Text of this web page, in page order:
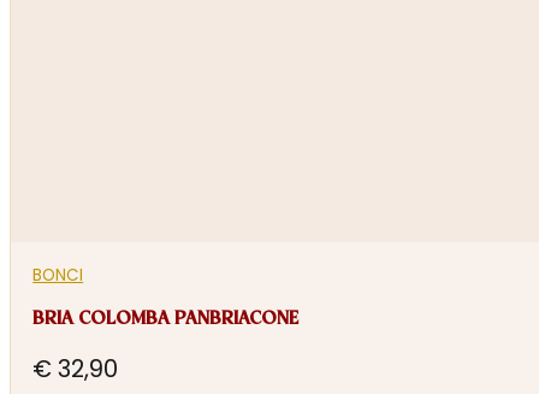
BONCI
BRIA COLOMBA PANBRIACONE
€32,90